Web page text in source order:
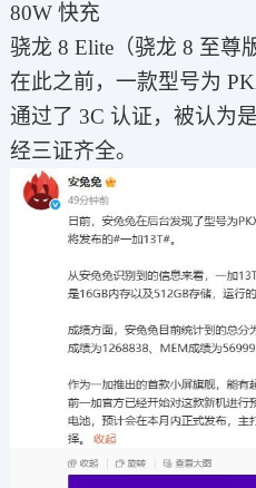
80W 快充
骁龙 8 Elite（骁龙 8 至尊
在此之前，一款型号为
通过了 3C 认证，被认为
经三证齐全。